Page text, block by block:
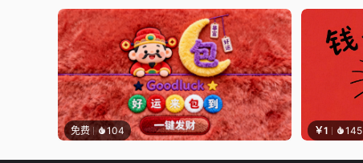
免费 104 ￥1 145